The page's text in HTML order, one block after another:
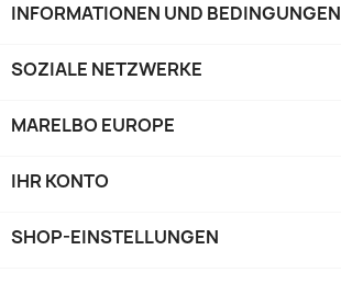
INFORMATIONEN UND BEDINGUNGEN
SOZIALE NETZWERKE
MARELBO EUROPE
IHR KONTO
SHOP-EINSTELLUNGEN